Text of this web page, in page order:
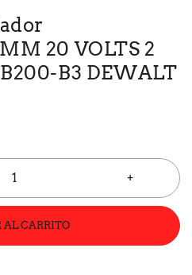
20 VOLTS 2
B3 DEWALT
AL CARRITO